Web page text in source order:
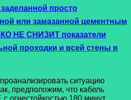
просто
или замазанной цементным
НЕ СНИЗИТ показатели
проходки и всей стены в
ситуацию
предположим, что кабель